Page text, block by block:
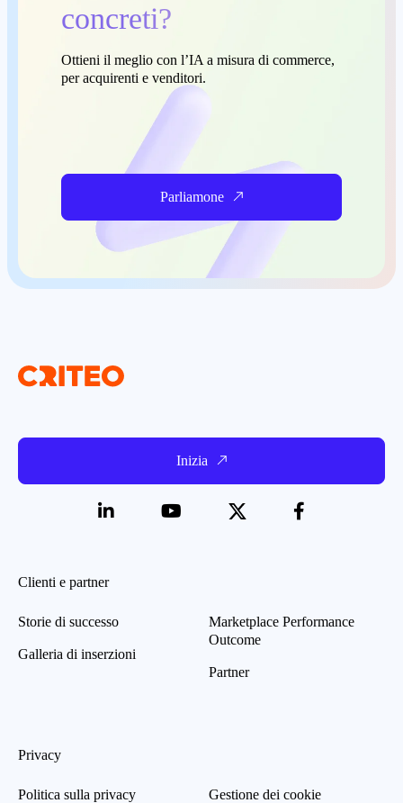
concreti?
Ottieni il meglio con l’IA a misura di commerce,
per acquirenti e venditori.
Parliamone
Inizia
Clienti e partner
Storie di successo
Galleria di inserzioni
Marketplace Performance
Outcome
Partner
Privacy
Politica sulla privacy Gestione dei cookie